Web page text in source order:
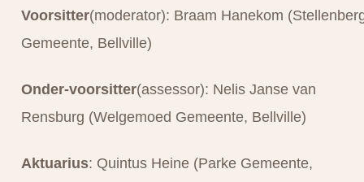
Voorsitter(moderator): Braam Hanekom
Gemeente, Bellville)
Onder-voorsitter(assessor): Nelis Janse van
Rensburg (Welgemoed Gemeente, Bellville)
Aktuarius: Quintus Heine (Parke Gemeente,